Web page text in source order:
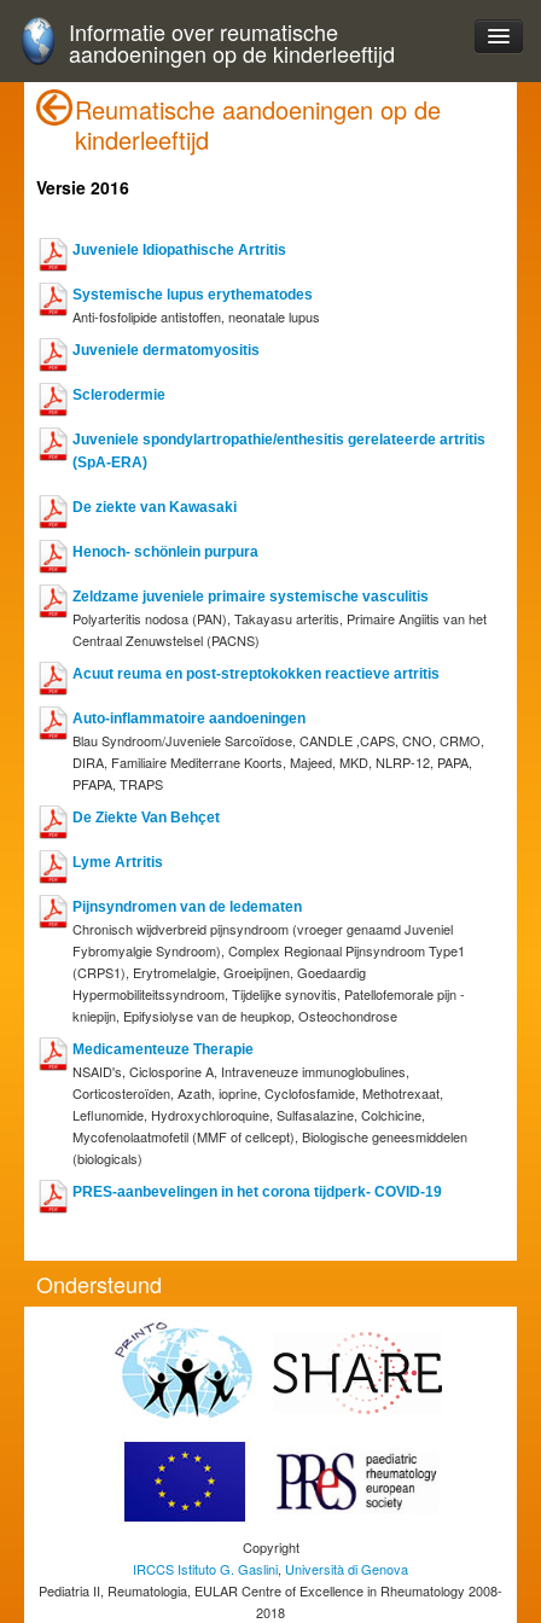
Informatie over reumatische
aandoeningen op de kinderleeftijd
Reumatische aandoeningen op de
kinderleeftijd
Versie 2016
Juveniele Idiopathische Artritis
Systemische lupus erythematodes
Anti-fosfolipide antistoffen, neonatale lupus
Juveniele dermatomyositis
Sclerodermie
Juveniele spondylartropathie/enthesitis gerelateerde artritis
(SpA-ERA)
De ziekte van Kawasaki
Henoch- schönlein purpura
Zeldzame juveniele primaire systemische vasculitis
Polyarteritis nodosa (PAN), Takayasu arteritis, Primaire Angiitis van het
Centraal Zenuwstelsel (PACNS)
Acuut reuma en post-streptokokken reactieve artritis
Auto-inflammatoire aandoeningen
Blau Syndroom/Juveniele Sarcoïdose, CANDLE ,CAPS, CNO, CRMO,
DIRA, Familiaire Mediterrane Koorts, Majeed, MKD, NLRP-12, PAPA,
PFAPA, TRAPS
De Ziekte Van Behçet
Lyme Artritis
Pijnsyndromen van de ledematen
Chronisch wijdverbreid pijnsyndroom (vroeger genaamd Juveniel
Fybromyalgie Syndroom), Complex Regionaal Pijnsyndroom Type1
(CRPS1), Erytromelalgie, Groeipijnen, Goedaardig
Hypermobiliteitssyndroom, Tijdelijke synovitis, Patellofemorale pijn -
kniepijn, Epifysiolyse van de heupkop, Osteochondrose
Medicamenteuze Therapie
NSAID's, Ciclosporine A, Intraveneuze immunoglobulines,
Corticosteroïden, Azath, ioprine, Cyclofosfamide, Methotrexaat,
Leflunomide, Hydroxychloroquine, Sulfasalazine, Colchicine,
Mycofenolaatmofetil (MMF of cellcept), Biologische geneesmiddelen
(biologicals)
PRES-aanbevelingen in het corona tijdperk- COVID-19
Ondersteund
Copyright
IRCCS Istituto G. Gaslini, Università di Genova
Pediatria II, Reumatologia, EULAR Centre of Excellence in Rheumatology 2008-
2018